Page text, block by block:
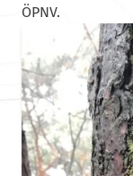
ÖPNV.